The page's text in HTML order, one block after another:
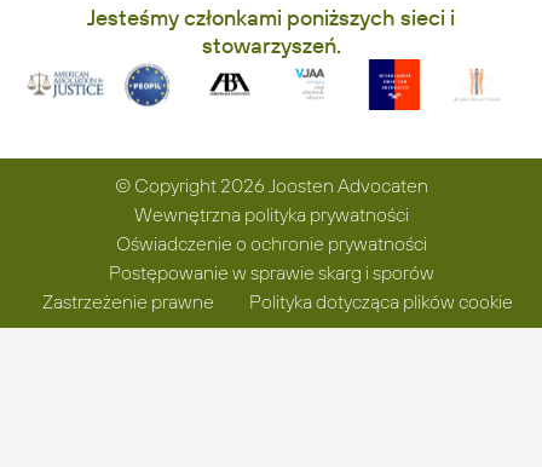
Jesteśmy członkami poniższych sieci i
stowarzyszeń.
© Copyright 2026 Joosten Advocaten
Wewnętrzna polityka prywatności
Oświadczenie o ochronie prywatności
Postępowanie w sprawie skarg i sporów
Zastrzeżenie prawne
Polityka dotycząca plików cookie